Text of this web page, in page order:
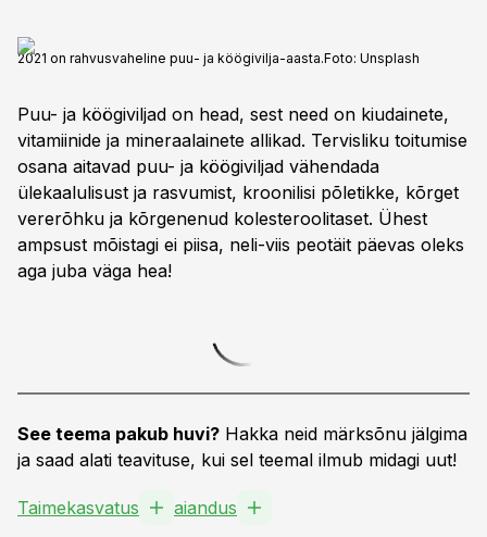
2021 on rahvusvaheline puu- ja köögivilja-aasta.Foto: Unsplash
Puu- ja köögiviljad on head, sest need on kiudainete,
vitamiinide ja mineraalainete allikad. Tervisliku toitumise
osana aitavad puu- ja köögiviljad vähendada
ülekaalulisust ja rasvumist, kroonilisi põletikke, kõrget
vererõhku ja kõrgenenud kolesteroolitaset. Ühest
ampsust mõistagi ei piisa, neli-viis peotäit päevas oleks
aga juba väga hea!
See teema pakub huvi? Hakka neid märksõnu jälgima
ja saad alati teavituse, kui sel teemal ilmub midagi uut!
Taimekasvatus aiandus